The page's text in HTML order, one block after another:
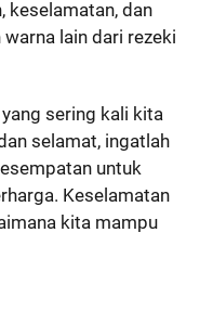
keselamatan, dan
lain dari rezeki
sering kali kita
selamat, ingatlah
untuk
Keselamatan
kita mampu